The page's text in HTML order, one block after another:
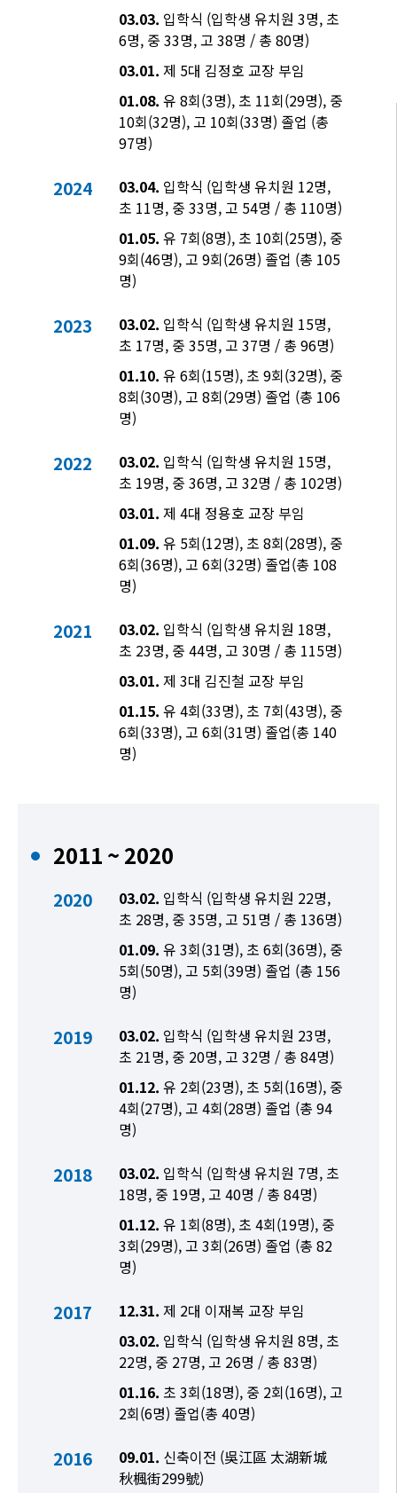
03.03. 입학식 (입학생 유치원 3명, 초
6명, 중 33명, 고 38명 / 총 80명)
03.01. 제 5대 김정호 교장 부임
01.08. 유 8회(3명), 초 11회(29명), 중
10회(32명), 고 10회(33명) 졸업 (총
97명)
2024 03.04. 입학식 (입학생 유치원 12명,
초 11명, 중 33명, 고 54명 / 총 110명)
01.05. 유 7회(8명), 초 10회(25명), 중
9회(46명), 고 9회(26명) 졸업 (총 105
명)
2023 03.02. 입학식 (입학생 유치원 15명,
초 17명, 중 35명, 고 37명 / 총 96명)
01.10. 유 6회(15명), 초 9회(32명), 중
8회(30명), 고 8회(29명) 졸업 (총 106
명)
2022 03.02. 입학식 (입학생 유치원 15명,
초 19명, 중 36명, 고 32명 / 총 102명)
03.01. 제 4대 정용호 교장 부임
01.09. 유 5회(12명), 초 8회(28명), 중
6회(36명), 고 6회(32명) 졸업(총 108
명)
2021 03.02. 입학식 (입학생 유치원 18명,
초 23명, 중 44명, 고 30명 / 총 115명)
03.01. 제 3대 김진철 교장 부임
01.15. 유 4회(33명), 초 7회(43명), 중
6회(33명), 고 6회(31명) 졸업(총 140
명)
2011 ~ 2020
2020 03.02. 입학식 (입학생 유치원 22명,
초 28명, 중 35명, 고 51명 / 총 136명)
01.09. 유 3회(31명), 초 6회(36명), 중
5회(50명), 고 5회(39명) 졸업 (총 156
명)
2019 03.02. 입학식 (입학생 유치원 23명,
초 21명, 중 20명, 고 32명 / 총 84명)
01.12. 유 2회(23명), 초 5회(16명), 중
4회(27명), 고 4회(28명) 졸업 (총 94
명)
2018 03.02. 입학식 (입학생 유치원 7명, 초
18명, 중 19명, 고 40명 / 총 84명)
01.12. 유 1회(8명), 초 4회(19명), 중
3회(29명), 고 3회(26명) 졸업 (총 82
명)
2017 12.31. 제 2대 이재복 교장 부임
03.02. 입학식 (입학생 유치원 8명, 초
22명, 중 27명, 고 26명 / 총 83명)
01.16. 초 3회(18명), 중 2회(16명), 고
2회(6명) 졸업(총 40명)
2016 09.01. 신축이전 (吳江區 太湖新城
秋楓街299號)